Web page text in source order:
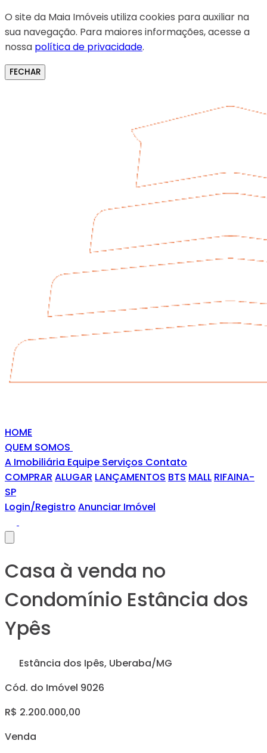
O site da Maia Imóveis utiliza cookies para auxiliar na
sua navegação. Para maiores informações, acesse a
nossa política de privacidade.
FECHAR
HOME
QUEM SOMOS
A Imobiliária Equipe Serviços Contato
COMPRAR ALUGAR LANÇAMENTOS BTS MALL RIFAINA-
SP
Login/Registro Anunciar Imóvel
Casa à venda no
Condomínio Estância dos
Ypês
Estância dos Ipês, Uberaba/MG
Cód. do Imóvel 9026
R$ 2.200.000,00
Venda